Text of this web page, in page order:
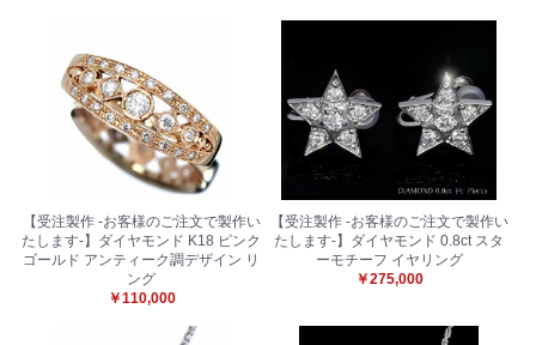
【受注製作 -お客様のご注文で製作い
たします-】ダイヤモンド K18 ピンク
ゴールド アンティーク調デザイン リ
ング
￥110,000
【受注製作 -お客様のご注文で製作い
たします-】ダイヤモンド 0.8ct スタ
ーモチーフ イヤリング
￥275,000